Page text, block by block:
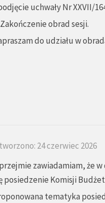
uchwały Nr XXVII/
Zakończenie obrad sesji.
do udziału w
24 czerwiec 2026
zawiadamiam, że w
posiedzenie Komisji
tematyka